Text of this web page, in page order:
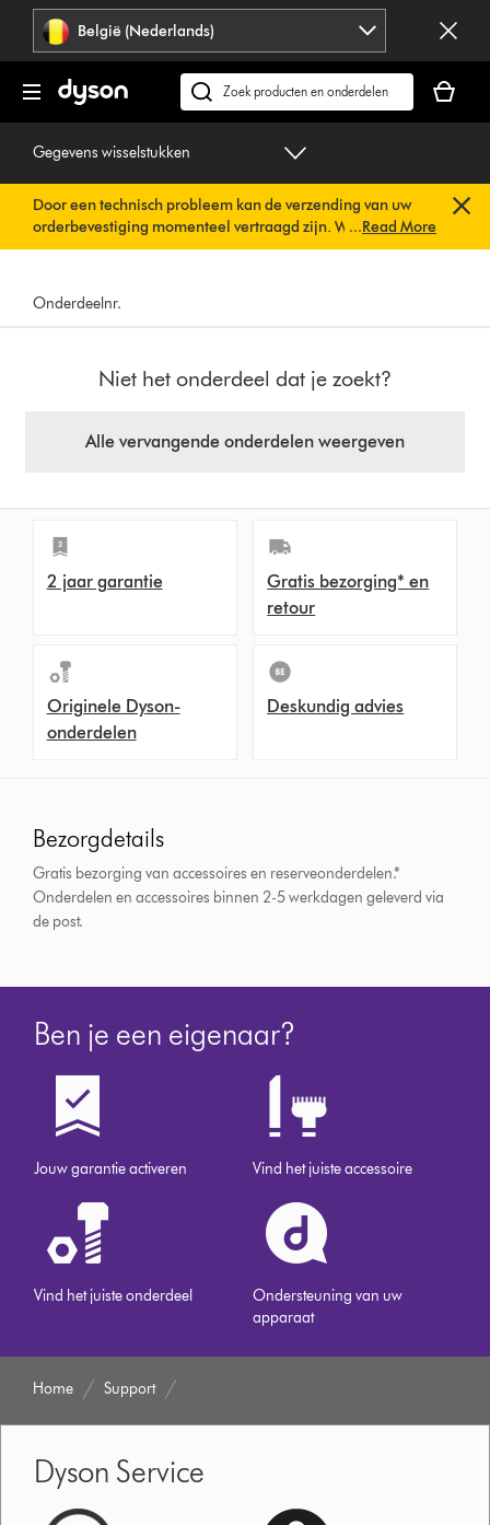
Navigatie
overslaan
België (Nederlands)
Zoek
op
is
Gegevens wisselstukken
Door een technisch probleem kan de verzending van uw
orderbevestiging momenteel vertraagd zijn. We werken al
aan een snelle oplossing.U hoeft verder niets te doen. Uw
verzonden.
...Read More
Onderdeelnr.
Niet het onderdeel dat je zoekt?
Alle vervangende onderdelen weergeven
2 jaar garantie
Gratis bezorging* en
retour
Originele Dyson-
onderdelen
Deskundig advies
Bezorgdetails
Gratis bezorging van accessoires en reserveonderdelen.*
Onderdelen en accessoires binnen 2-5 werkdagen geleverd via
de post.
Ben je een eigenaar?
Jouw garantie activeren Vind het juiste accessoire
Vind het juiste onderdeel
Ondersteuning van uw
apparaat
Home Support
Dyson Service